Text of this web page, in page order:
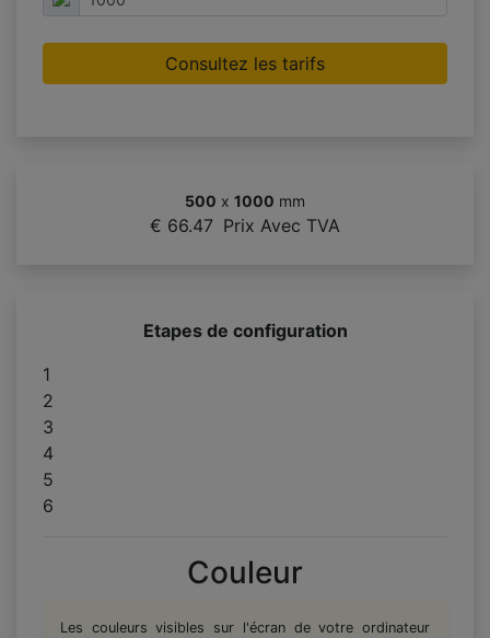
Consultez les tarifs
500 x 1000 mm
€ 66.47 Prix Avec TVA
Etapes de configuration
1
2
3
4
5
6
Couleur
Les couleurs visibles sur l'écran de votre ordinateur